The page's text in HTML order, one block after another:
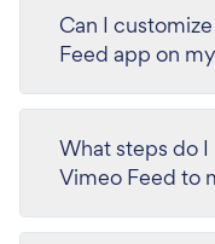
Can I
Feed app on
What steps do
Vimeo Feed to